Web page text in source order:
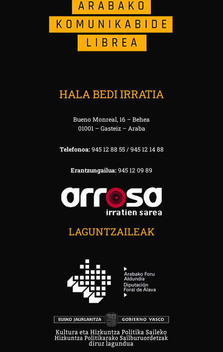
HALA BEDI IRRATIA
Bueno Monreal, 16 – Behea
01001 – Gasteiz – Araba
Telefonoa:945 12 88 55 / 945 12 14 88
Erantzungailua:945 12 09 89
LAGUNTZAILEAK